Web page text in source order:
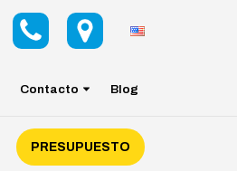
Contacto Blog
PRESUPUESTO